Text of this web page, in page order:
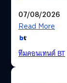
07/08/2026
Read More
ทีมคอนเทนต์ BT